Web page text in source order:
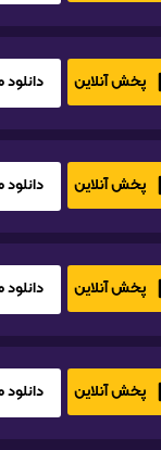
دانلود HD1080 پخش آنلاین
دانلود HD1080 پخش آنلاین
دانلود HD1080 پخش آنلاین
دانلود HD1080 پخش آنلاین